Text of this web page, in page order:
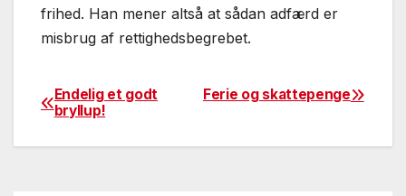
frihed. Han mener altså at sådan adfærd er
misbrug af rettighedsbegrebet.
Post
navigation
Ferie og skattepenge
Endelig et godt
bryllup!